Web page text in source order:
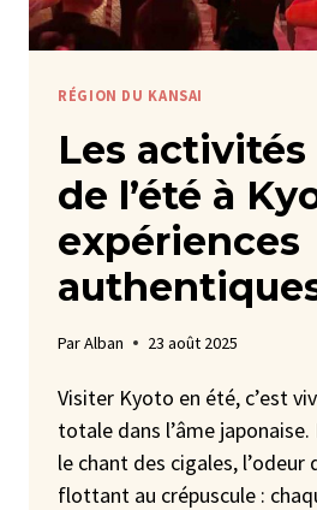
RÉGION DU KANSAI
Les
de l’été à
expériences
ParAlban 23 août 2025
Visiter Kyoto en été, c’est
totale dans l’âme
le chant des cigales, l’odeur
flottant au crépuscule :